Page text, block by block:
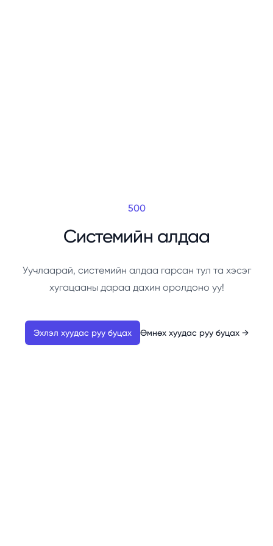
500
Системийн алдаа
Уучлаарай, системийн алдаа гарсан тул та хэсэг
хугацааны дараа дахин оролдоно уу!
Эхлэл хуудас руу буцах Өмнөх хуудас руу буцах →